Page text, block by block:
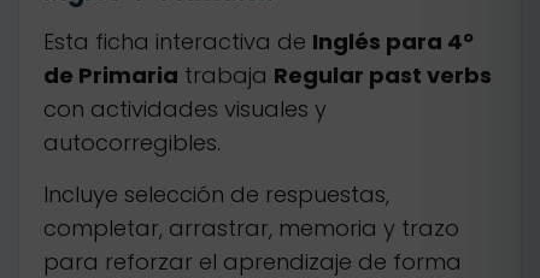
Esta ficha interactiva de Inglés para 4º
de Primaria trabaja Regular past verbs
con actividades visuales y
autocorregibles.
Incluye selección de respuestas,
completar, arrastrar, memoria y trazo
para reforzar el aprendizaje de forma